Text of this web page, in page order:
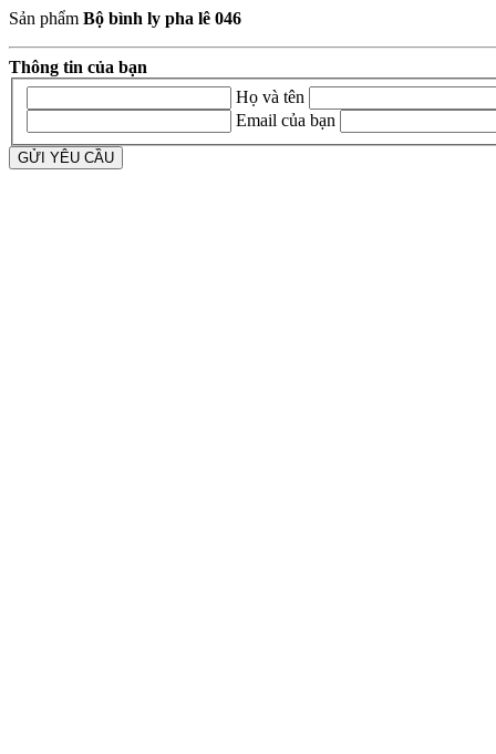
Sản phẩm Bộ bình ly pha lê 046
Thông tin của bạn
Họ và tên
Email của bạn
GỬI YÊU CẦU